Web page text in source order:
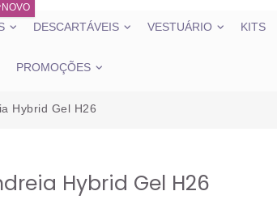
NOVO
DESCARTÁVEIS VESTUÁRIO KITS
PROMOÇÕES
Hybrid Gel H26
Hybrid Gel H26